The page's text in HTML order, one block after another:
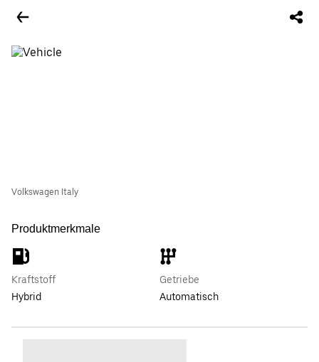
Volkswagen Italy
Produktmerkmale
Kraftstoff
Hybrid
Getriebe
Automatisch